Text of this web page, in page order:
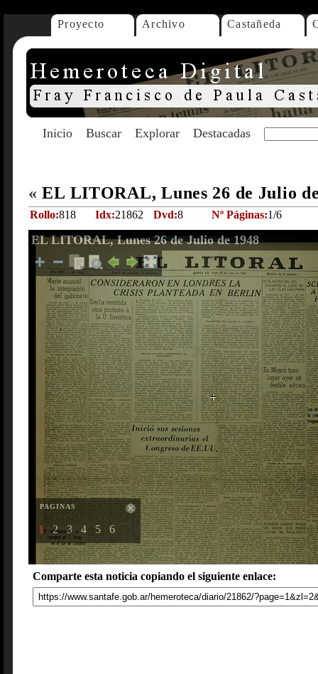
Proyecto Archivo Castañeda
Inicio Buscar Explorar Destacadas
« EL LITORAL, Lunes 26 de Julio
Rollo:818 Idx:21862 Dvd:8 Nº Páginas:1/6
EL LITORAL, Lunes 26 de Julio de 1948
PAGINAS
1 2 3 4 5 6
Comparte esta noticia copiando el siguiente enlace: